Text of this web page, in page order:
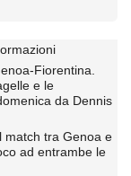
Fiorentina.
e le
da Dennis
match tra Genoa e
ad entrambe le